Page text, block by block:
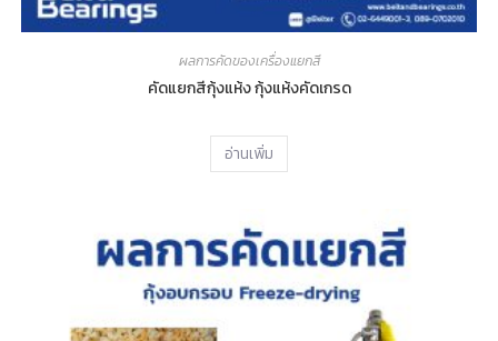
ผลการคัดของเครื่องแยกสี
คัดแยกสีกุ้งแห้ง กุ้งแห้งคัดเกรด
อ่านเพิ่ม